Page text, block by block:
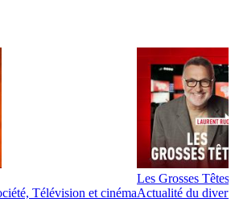
Télévision et cinéma
Les Grosses Têtes
Actualité du